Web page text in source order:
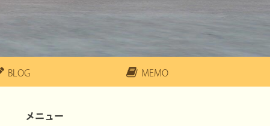
BLOG MEMO
メニュー